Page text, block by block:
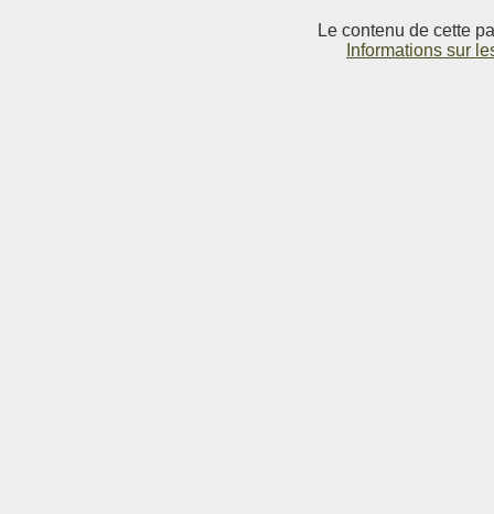
Le contenu de cette
Informations sur